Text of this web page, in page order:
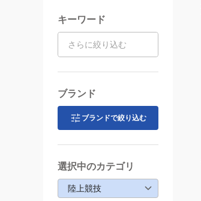
キーワード
ブランド
ブランドで絞り込む
選択中のカテゴリ
陸上競技